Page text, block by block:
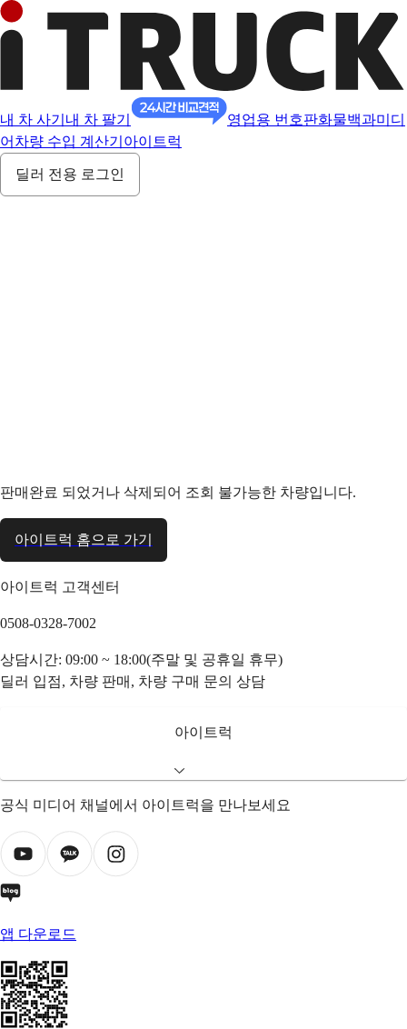
내 차 사기 내 차 팔기 영업용 번호판화물백과미디
어 차량 수입 계산기 아이트럭
딜러 전용 로그인
판매완료 되었거나 삭제되어 조회 불가능한 차량입니다.
아이트럭 홈으로 가기
아이트럭 고객센터
0508-0328-7002
상담시간: 09:00 ~ 18:00(주말 및 공휴일 휴무)
딜러 입점, 차량 판매, 차량 구매 문의 상담
아이트럭
공식 미디어 채널에서 아이트럭을 만나보세요
앱 다운로드